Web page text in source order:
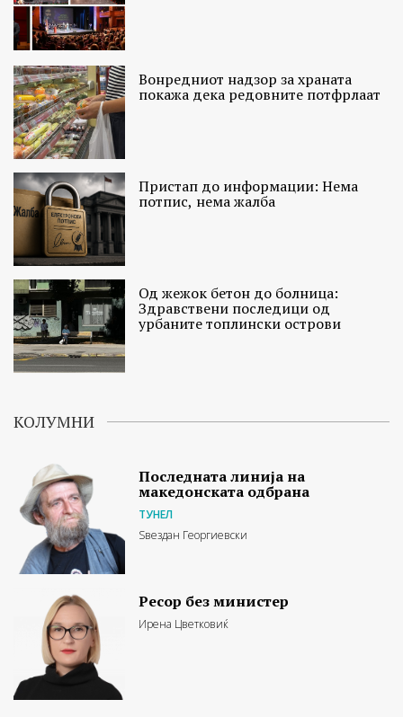
Вонредниот надзор за храната
покажа дека редовните потфрлаат
Пристап до информации: Нема
потпис, нема жалба
Од жежок бетон до болница:
Здравствени последици од
урбаните топлински острови
КОЛУМНИ
Последната линија на
македонската одбрана
ТУНЕЛ
Ѕвездан Георгиевски
Ресор без министер
Ирена Цветковиќ